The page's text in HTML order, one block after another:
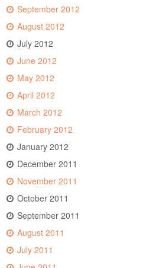
September 2012
August 2012
July 2012
June 2012
May 2012
April 2012
March 2012
February 2012
January 2012
December 2011
November 2011
October 2011
September 2011
August 2011
July 2011